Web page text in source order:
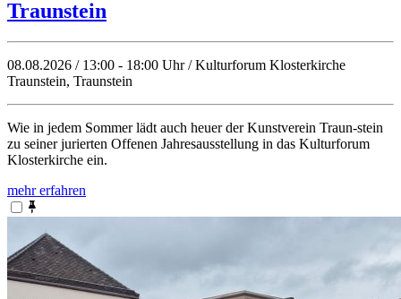
Traunstein
08.08.2026 / 13:00 - 18:00 Uhr / Kulturforum Klosterkirche
Traunstein, Traunstein
Wie in jedem Sommer lädt auch heuer der Kunstverein Traun-stein
zu seiner jurierten Offenen Jahresausstellung in das Kulturforum
Klosterkirche ein.
mehr erfahren